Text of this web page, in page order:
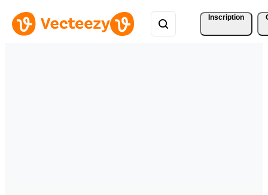
Inscription